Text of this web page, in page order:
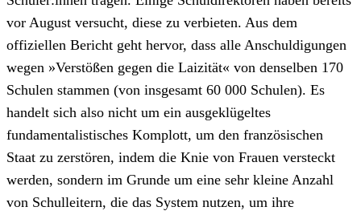
vor August versucht, diese zu verbieten. Aus dem
offiziellen Bericht geht hervor, dass alle Anschuldigungen
wegen »Verstößen gegen die Laizität« von denselben 170
Schulen stammen (von insgesamt 60 000 Schulen). Es
handelt sich also nicht um ein ausgeklügeltes
fundamentalistisches Komplott, um den französischen
Staat zu zerstören, indem die Knie von Frauen versteckt
werden, sondern im Grunde um eine sehr kleine Anzahl
von Schulleitern, die das System nutzen, um ihre